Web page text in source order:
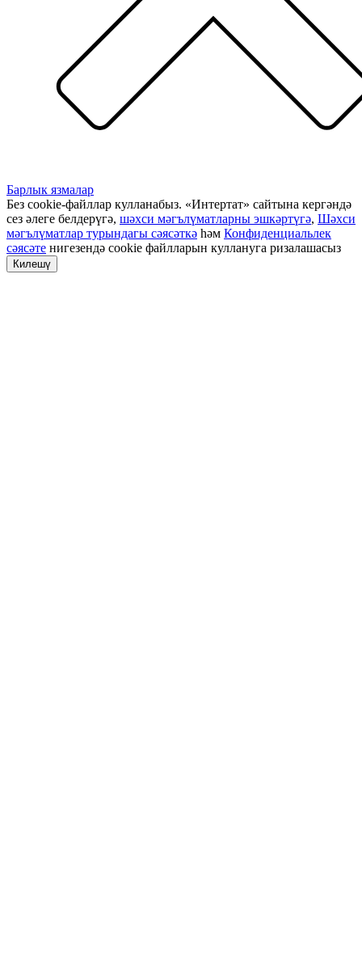
Барлык язмалар
Без cookie-файллар кулланабыз. «Интертат» сайтына кергәндә
сез әлеге белдерүгә, шәхси мәгълүматларны эшкәртүгә, Шәхси
мәгълүматлар турындагы сәясәткә һәм Конфиденциальлек
сәясәте нигезендә cookie файлларын куллануга ризалашасыз
Килешү